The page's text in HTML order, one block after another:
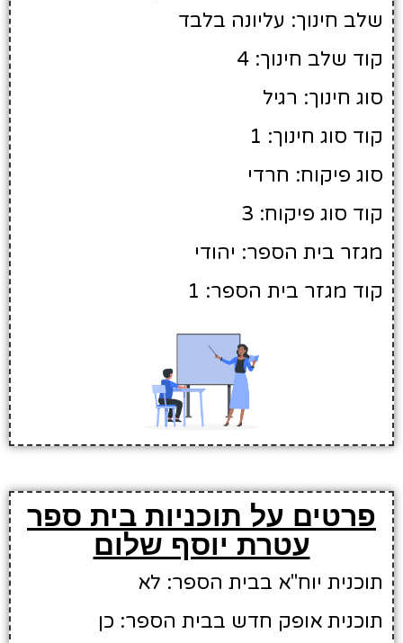
שלב חינוך: עליונה בלבד
קוד שלב חינוך: 4
סוג חינוך: רגיל
קוד סוג חינוך: 1
סוג פיקוח: חרדי
קוד סוג פיקוח: 3
מגזר בית הספר: יהודי
קוד מגזר בית הספר: 1
פרטים על תוכניות בית ספר
עטרת יוסף שלום
תוכנית יוח"א בבית הספר: לא
תוכנית אופק חדש בבית הספר: כן